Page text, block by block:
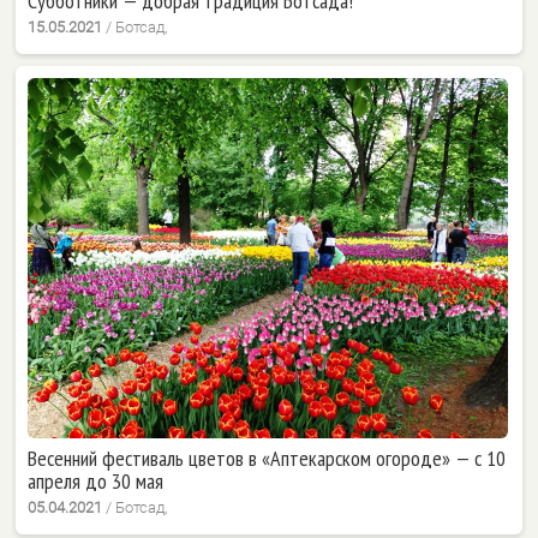
15.05.2021 / Ботсад,
Весенний фестиваль цветов в «Аптекарском огороде» — с 10
апреля до 30 мая
05.04.2021 / Ботсад,